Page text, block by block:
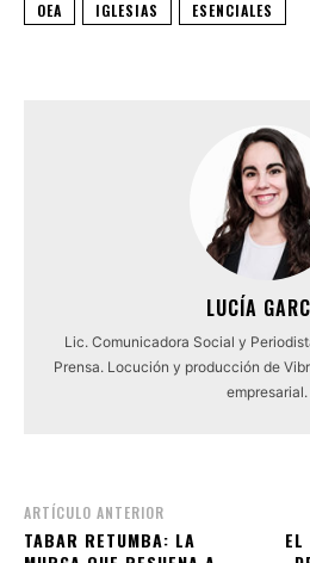
OEA IGLESIAS ESENCIALES
LUCÍA
Lic. Comunicadora Social y
Prensa. Locución y producción de
empresarial.
ARTÍCULO ANTERIOR
TABAR RETUMBA: LA